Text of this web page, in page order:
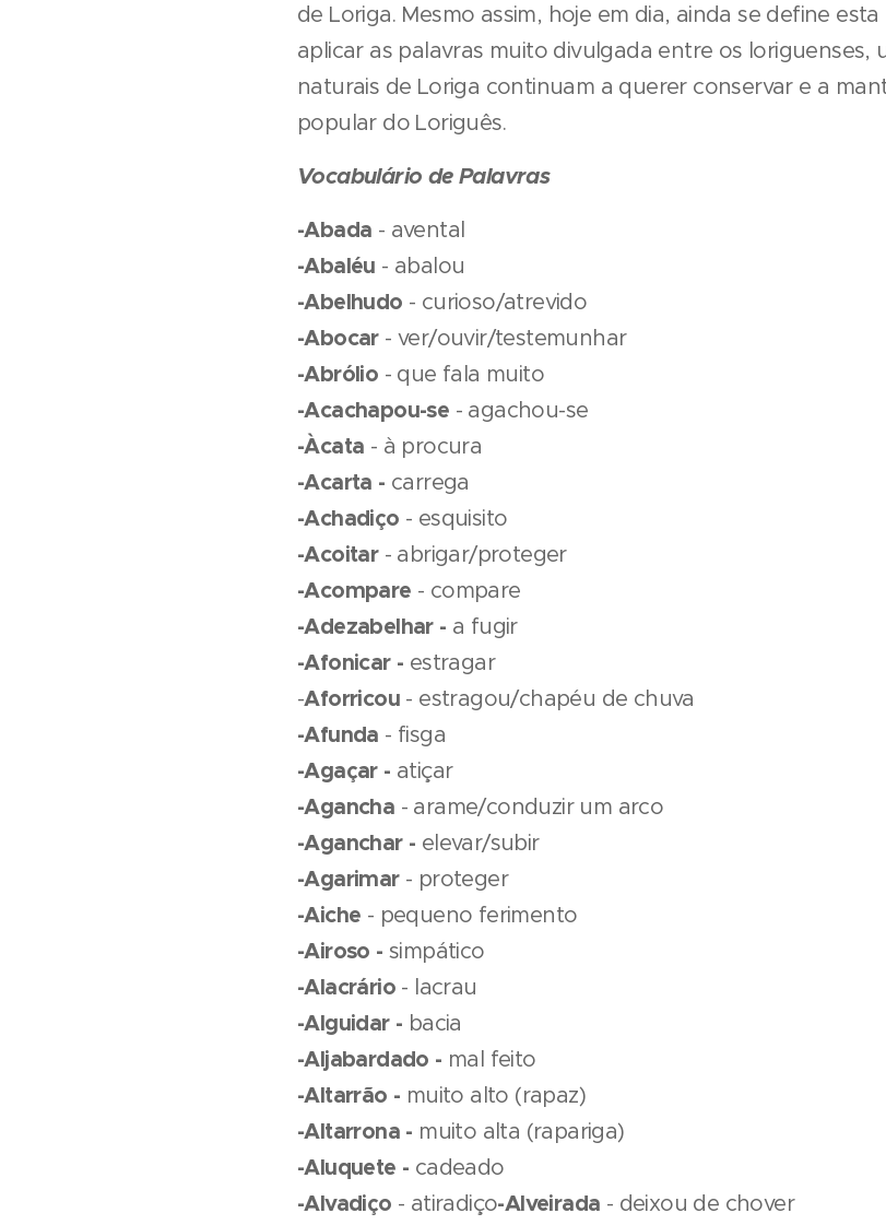
de Loriga. Mesmo assim, hoje em dia, ainda se define
aplicar as palavras muito divulgada entre os loriguenses,
naturais de Loriga continuam a querer conservar e a
popular do Loriguês.
Vocabulário de Palavras
-Abada - avental
-Abaléu - abalou
-Abelhudo - curioso/atrevido
-Abocar - ver/ouvir/testemunhar
-Abrólio - que fala muito
-Acachapou-se - agachou-se
-Àcata - à procura
-Acarta - carrega
-Achadiço - esquisito
-Acoitar - abrigar/proteger
-Acompare - compare
-Adezabelhar - a fugir
-Afonicar - estragar
-Aforricou - estragou/chapéu de chuva
-Afunda - fisga
-Agaçar - atiçar
-Agancha - arame/conduzir um arco
-Aganchar - elevar/subir
-Agarimar - proteger
-Aiche - pequeno ferimento
-Airoso - simpático
-Alacrário - lacrau
-Alguidar - bacia
-Aljabardado - mal feito
-Altarrão - muito alto (rapaz)
-Altarrona - muito alta (rapariga)
-Aluquete - cadeado
-Alvadiço - atiradiço-Alveirada - deixou de chover